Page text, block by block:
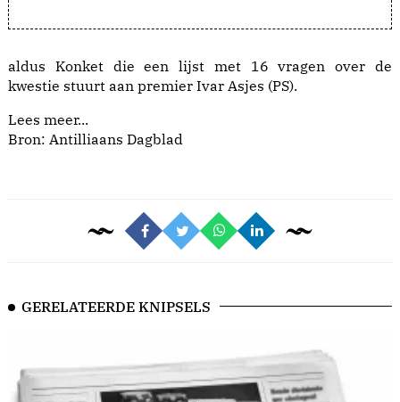
aldus Konket die een lijst met 16 vragen over de
kwestie stuurt aan premier Ivar Asjes (PS).
Lees meer...
Bron: Antilliaans Dagblad
GERELATEERDE KNIPSELS